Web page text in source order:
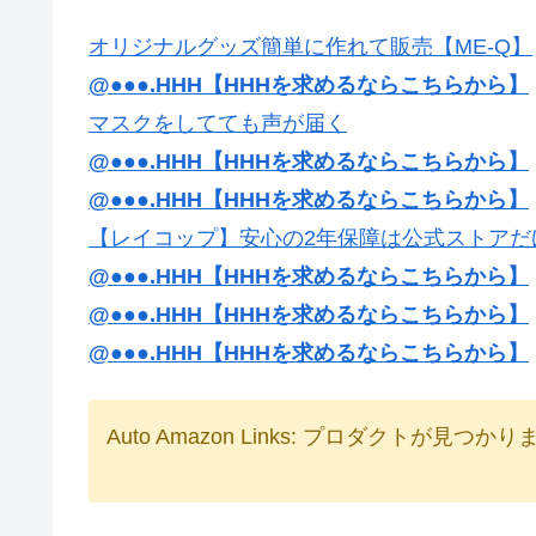
オリジナルグッズ簡単に作れて販売【ME-Q】
@●●●.HHH【HHHを求めるならこちらから】
マスクをしてても声が届く
@●●●.HHH【HHHを求めるならこちらから】
@●●●.HHH【HHHを求めるならこちらから】
【レイコップ】安心の2年保障は公式ストアだ
@●●●.HHH【HHHを求めるならこちらから】
@●●●.HHH【HHHを求めるならこちらから】
@●●●.HHH【HHHを求めるならこちらから】
Auto Amazon Links: プロダクトが見つかりま